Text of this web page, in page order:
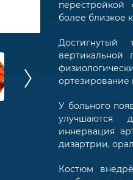
перестройкой
более близкое
Достигнутый
вертикальной
ортезирование
У больного
улучшаются
иннервация
дизартрии,
Костюм